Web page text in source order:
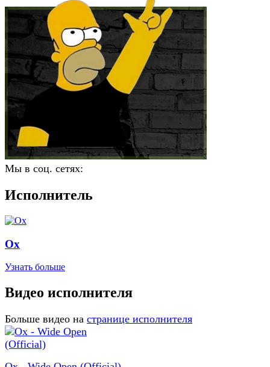
Мы в соц. сетях:
Исполнитель
Ox
Узнать больше
Видео исполнителя
Больше видео на странице исполнителя